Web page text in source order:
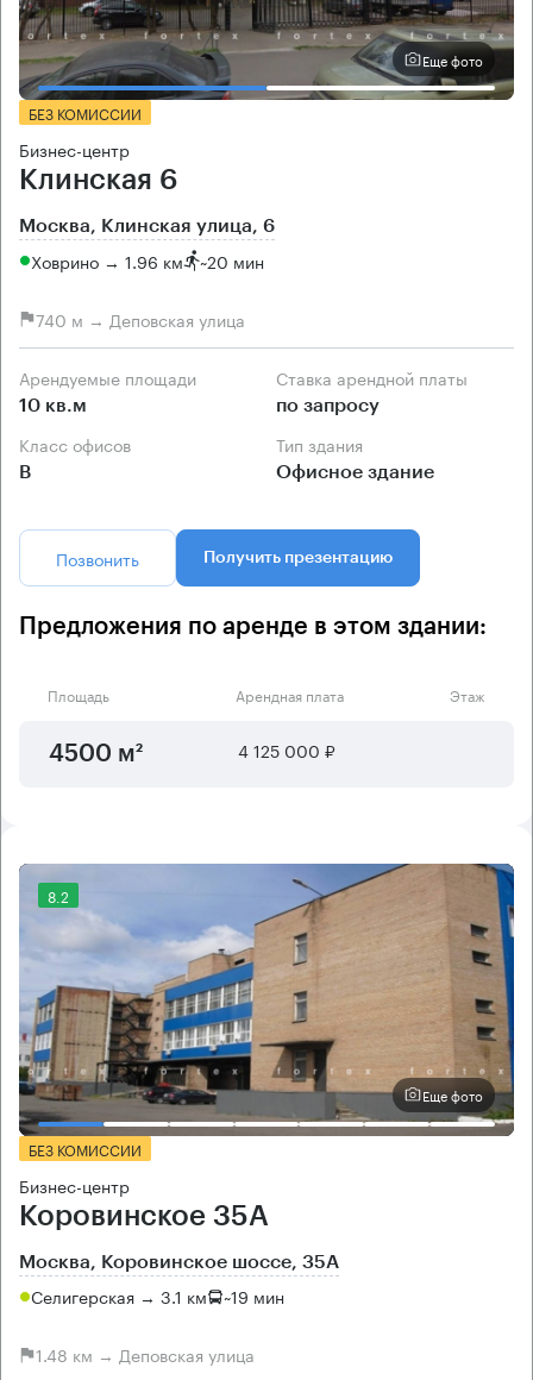
Еще фото
БЕЗ КОМИССИИ
Бизнес-центр
Клинская 6
Москва, Клинская улица, 6
Ховрино → 1.96 км ~20 мин
740 м → Деповская улица
Арендуемые площади
10 кв.м
Ставка арендной платы
по запросу
Класс офисов
B
Тип здания
Офисное здание
Позвонить Получить презентацию
Предложения по аренде в этом здании:
Площадь Арендная плата Этаж
4500 м² 4 125 000 ₽
8.2
Еще фото
БЕЗ КОМИССИИ
Бизнес-центр
Коровинское 35А
Москва, Коровинское шоссе, 35А
Селигерская → 3.1 км ~19 мин
1.48 км → Деповская улица